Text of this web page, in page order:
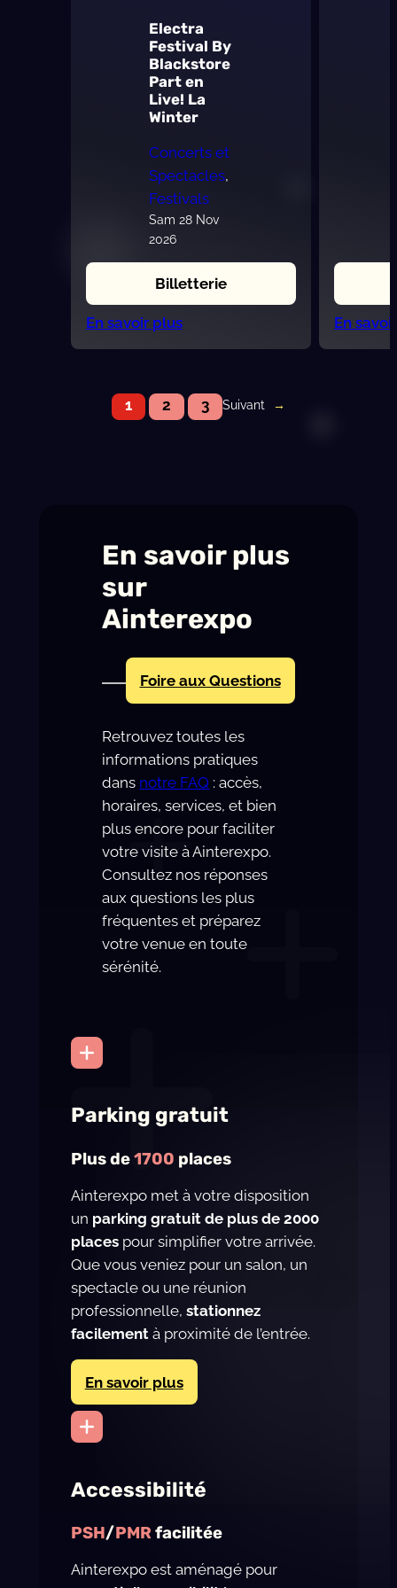
Electra
Festival By
Blackstore
Part en
Live! La
Winter
Concerts et
Spectacles
Festivals
Sam 28 Nov
2026
Billetterie
En savoir plus:
By
Blackstore
En
1 2 3 Suivant →
En savoir plus
sur
Ainterexpo
Foire aux Questions
Retrouvez toutes les
informations pratiques
dans notre FAQ : accès,
horaires, services, et bien
plus encore pour faciliter
votre visite à Ainterexpo.
Consultez nos réponses
aux questions les plus
fréquentes et préparez
votre venue en toute
sérénité.
Parking gratuit
Plus de1700 places
Ainterexpo met à votre disposition
un parking gratuit de plus de 2000
placespour simplifier votre arrivée.
Que vous veniez pour un salon, un
spectacle ou une réunion
professionnelle, stationnez
facilementà proximité de l’entrée.
En savoir plus
Accessibilité
PSH/PMRfacilitée
Ainterexpo est aménagé pour